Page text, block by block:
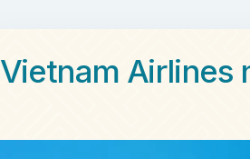
Vietnam Airlines